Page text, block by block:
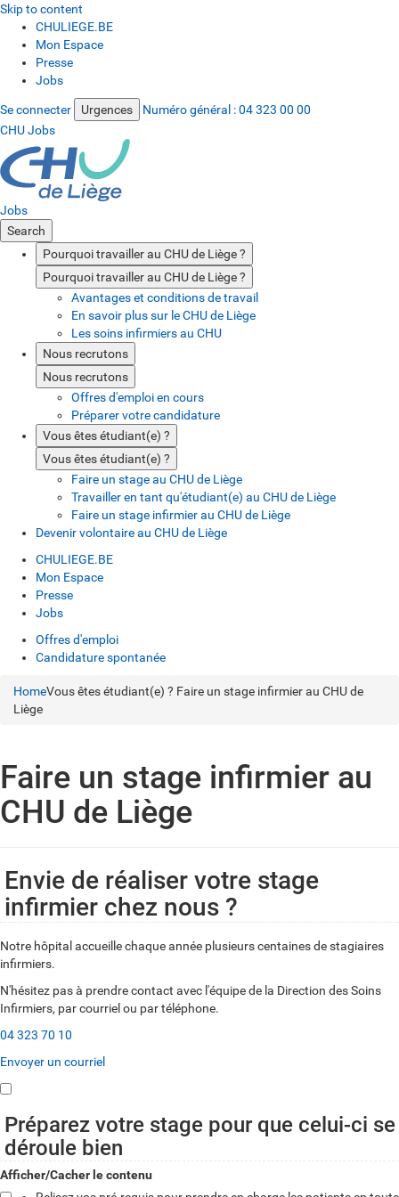
Skip to content
CHULIEGE.BE
Mon Espace
Presse
Jobs
Se connecter Urgences Numéro général :04 323 00 00
CHU Jobs
Jobs
Search
Pourquoi travailler au CHU de Liège ?
Pourquoi travailler au CHU de Liège ?
Avantages et conditions de travail
En savoir plus sur le CHU de Liège
Les soins infirmiers au CHU
Nous recrutons
Nous recrutons
Offres d'emploi en cours
Préparer votre candidature
Vous êtes étudiant(e) ?
Vous êtes étudiant(e) ?
Faire un stage au CHU de Liège
Travailler en tant qu'étudiant(e) au CHU de Liège
Faire un stage infirmier au CHU de Liège
Devenir volontaire au CHU de Liège
CHULIEGE.BE
Mon Espace
Presse
Jobs
Offres d'emploi
Candidature spontanée
HomeVous êtes étudiant(e) ? Faire un stage infirmier au CHU de
Liège
Faire un stage infirmier au
CHU de Liège
Envie de réaliser votre stage
infirmier chez nous ?
Notre hôpital accueille chaque année plusieurs centaines de stagiaires
infirmiers.
N'hésitez pas à prendre contact avec l'équipe de la Direction des Soins
Infirmiers, par courriel ou par téléphone.
04 323 70 10
Envoyer un courriel
Préparez votre stage pour que celui-ci se
déroule bien
Afficher/Cacher le contenu